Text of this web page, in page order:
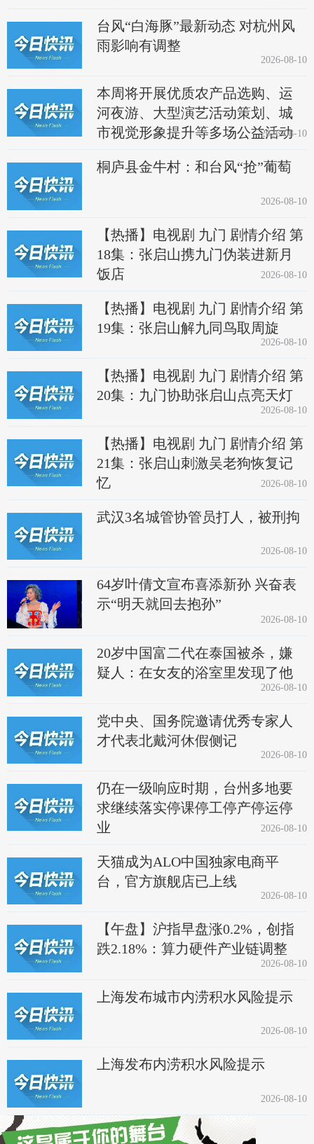
台风“白海豚”最新动态 对杭州风
雨影响有调整
2026-08-10
本周将开展优质农产品选购、运
河夜游、大型演艺活动策划、城
市视觉形象提升等多场公益活动
2026-08-10
桐庐县金牛村：和台风“抢”葡萄
2026-08-10
【热播】电视剧 九门 剧情介绍 第
18集：张启山携九门伪装进新月
饭店
2026-08-10
【热播】电视剧 九门 剧情介绍 第
19集：张启山解九同鸟取周旋
2026-08-10
【热播】电视剧 九门 剧情介绍 第
20集：九门协助张启山点亮天灯
2026-08-10
【热播】电视剧 九门 剧情介绍 第
21集：张启山刺激吴老狗恢复记
忆
2026-08-10
武汉3名城管协管员打人，被刑拘
2026-08-10
64岁叶倩文宣布喜添新孙 兴奋表
示“明天就回去抱孙”
2026-08-10
20岁中国富二代在泰国被杀，嫌
疑人：在女友的浴室里发现了他
2026-08-10
党中央、国务院邀请优秀专家人
才代表北戴河休假侧记
2026-08-10
仍在一级响应时期，台州多地要
求继续落实停课停工停产停运停
业
2026-08-10
天猫成为ALO中国独家电商平
台，官方旗舰店已上线
2026-08-10
【午盘】沪指早盘涨0.2%，创指
跌2.18%：算力硬件产业链调整
2026-08-10
上海发布城市内涝积水风险提示
2026-08-10
上海发布内涝积水风险提示
2026-08-10